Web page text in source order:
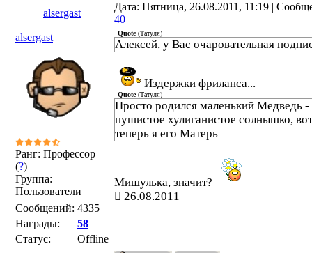
alsergast
Дата: Пятница, 26.08.2011, 11:19 |
40
alsergast
Ранг: Профессор
(?)
Группа:
Пользователи
Сообщений: 4335
Награды:
58
Статус:
Offline
Quote(Татуля)
Алексей, у Вас очаровательная
Издержки фриланса...
Quote(Татуля)
Просто родился маленький Медведь
пушистое хулиганистое солнышко, вот
теперь я его Матерь
Мишулька, значит?
26.08.2011